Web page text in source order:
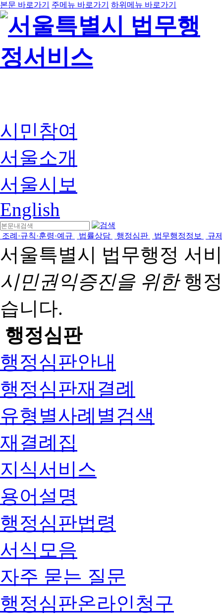
본문 바로가기 주메뉴 바로가기 하위메뉴 바로가기
시민참여
서울소개
서울시보
English
조례·규칙·훈령·예규 법률상담 행정심판 법무행정정보 규
서울특별시 법무행정 서
시민권익증진을 위한행
습니다.
행정심판
행정심판안내
행정심판재결례
유형별사례별검색
재결례집
지식서비스
용어설명
행정심판법령
서식모음
자주 묻는 질문
행정심판온라인청구